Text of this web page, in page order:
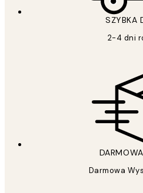
SZYBKA
2-4 dni
Darmowa